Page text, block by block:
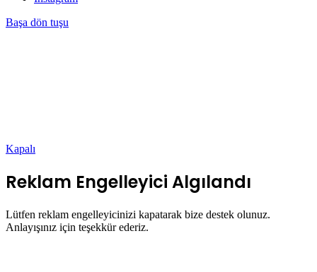
Başa dön tuşu
Kapalı
Reklam Engelleyici Algılandı
Lütfen reklam engelleyicinizi kapatarak bize destek olunuz.
Anlayışınız için teşekkür ederiz.